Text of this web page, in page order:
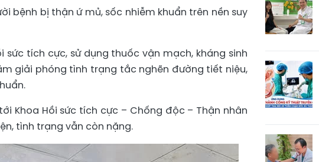
bệnh bị thận ứ mủ, sốc nhiễm khuẩn trên nền suy
sức tích cực, sử dụng thuốc vận mạch, kháng sinh
giải phóng tình trạng tắc nghẽn đường tiết niệu,
Khoa Hồi sức tích cực – Chống độc – Thận nhân
tình trạng vẫn còn nặng.